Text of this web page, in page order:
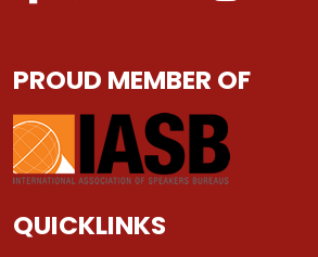
PROUD MEMBER OF
QUICKLINKS